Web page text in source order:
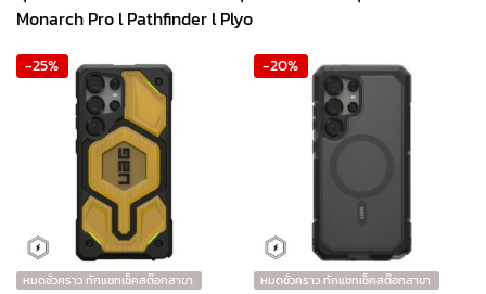
Monarch Pro l Pathfinder l Plyo
-25%
หมดชั่วคราว ทักแชทเช็คสต๊อกสาขา
-20%
หมดชั่วคราว ทักแชทเช็คสต๊อกสาขา